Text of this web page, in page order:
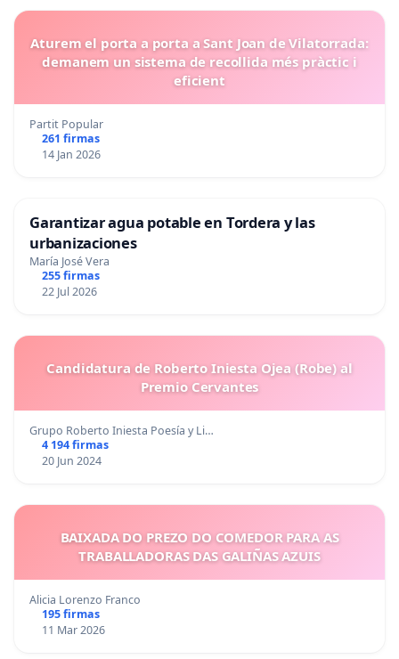
Aturem el porta a porta a Sant Joan de Vilatorrada:
demanem un sistema de recollida més pràctic i
eficient
Partit Popular
261 firmas
14 Jan 2026
Garantizar agua potable en Tordera y las
urbanizaciones
María José Vera
255 firmas
22 Jul 2026
Candidatura de Roberto Iniesta Ojea (Robe) al
Premio Cervantes
Grupo Roberto Iniesta Poesía y Li…
4 194 firmas
20 Jun 2024
BAIXADA DO PREZO DO COMEDOR PARA AS
TRABALLADORAS DAS GALIÑAS AZUIS
Alicia Lorenzo Franco
195 firmas
11 Mar 2026